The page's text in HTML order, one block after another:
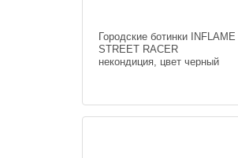
Городские ботинки INFLAME
STREET RACER
некондиция, цвет черный